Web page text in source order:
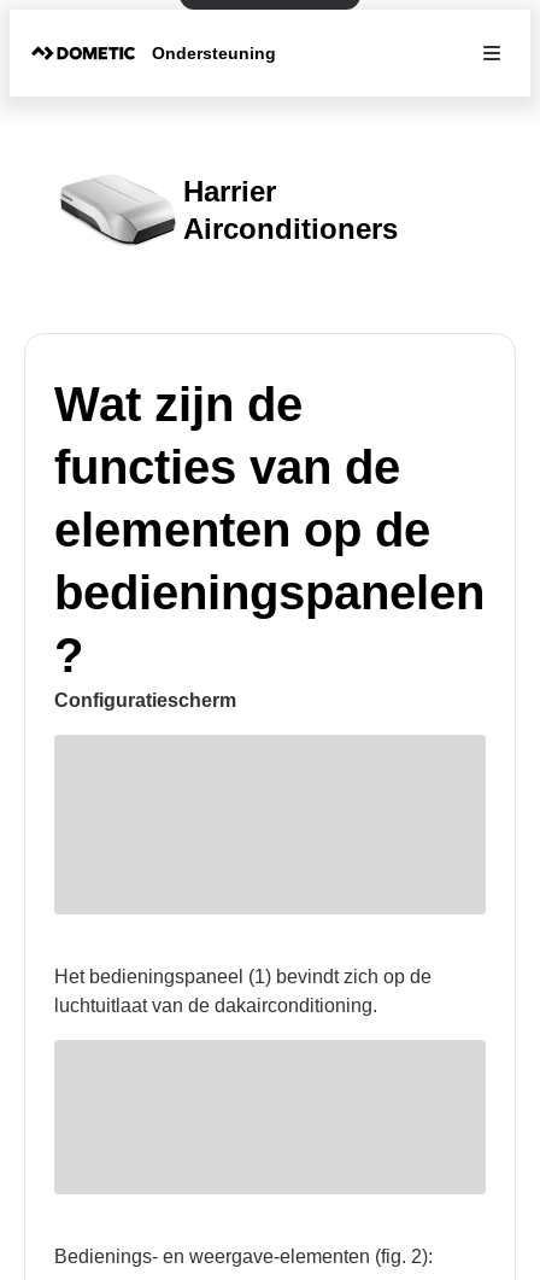
Ondersteuning
Harrier
Airconditioners
Wat zijn de
functies van de
elementen op de
bedieningspanelen
?
Configuratiescherm
Het bedieningspaneel (1) bevindt zich op de
luchtuitlaat van de dakairconditioning.
Bedienings- en weergave-elementen (fig. 2):